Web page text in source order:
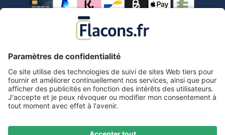
Tous les prix s'entendent TVA comprise.
Tous les prix incluent la TVA, plus les frais d'expédition
et les éventuels frais de livraison, sauf indication
contraire.
Mentions légales